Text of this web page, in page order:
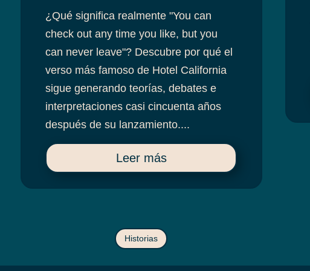
¿Qué significa realmente "You can
check out any time you like, but you
can never leave"? Descubre por qué el
verso más famoso de Hotel California
sigue generando teorías, debates e
interpretaciones casi cincuenta años
después de su lanzamiento....
Leer más
Historias